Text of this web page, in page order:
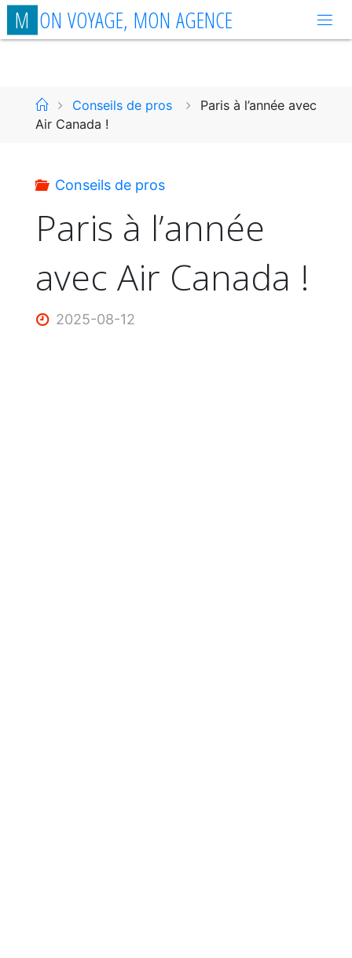
Aller
auM ON VOYAGE, MON AGENCE
AccueilConseils de pros
Paris à l’année avec
Air Canada !
Conseils de pros
Paris à l’année
avec Air Canada !
2025-08-12